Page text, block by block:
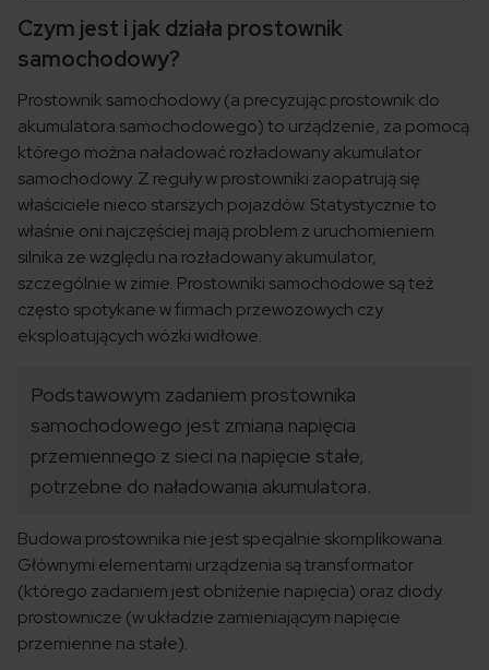
Czym jest i jak działa prostownik
samochodowy?
Prostownik samochodowy (a precyzując prostownik do
akumulatora samochodowego) to urządzenie, za pomocą
którego można naładować rozładowany akumulator
samochodowy. Z reguły w prostowniki zaopatrują się
właściciele nieco starszych pojazdów. Statystycznie to
właśnie oni najczęściej mają problem z uruchomieniem
silnika ze względu na rozładowany akumulator,
szczególnie w zimie. Prostowniki samochodowe są też
często spotykane w firmach przewozowych czy
eksploatujących wózki widłowe.
Podstawowym zadaniem prostownika
samochodowego jest zmiana napięcia
przemiennego z sieci na napięcie stałe,
potrzebne do naładowania akumulatora.
Budowa prostownika nie jest specjalnie skomplikowana.
Głównymi elementami urządzenia są transformator
(którego zadaniem jest obniżenie napięcia) oraz diody
prostownicze (w układzie zamieniającym napięcie
przemienne na stałe).